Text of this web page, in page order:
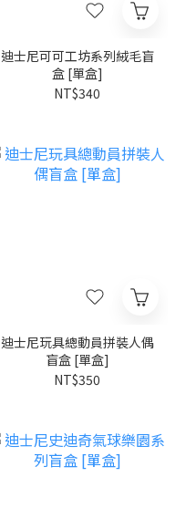
迪士尼可可工坊系列絨毛盲
盒 [單盒]
NT$340
迪士尼玩具總動員拼裝人偶
盲盒 [單盒]
NT$350